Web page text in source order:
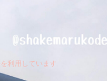
利用しています